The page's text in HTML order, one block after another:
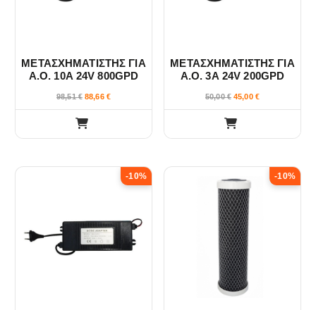
ΜΕΤΑΣΧΗΜΑΤΙΣΤΗΣ ΓΙΑ
Α.Ο. 10A 24V 800GPD
98,51€ 88,66 €
ΜΕΤΑΣΧΗΜΑΤΙΣΤΗΣ ΓΙΑ
Α.Ο. 3A 24V 200GPD
50,00€ 45,00 €
-10% -10%